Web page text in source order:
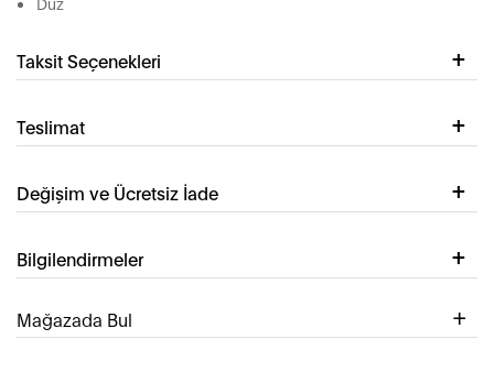
Taksit Seçenekleri
Teslimat
Değişim ve Ücretsiz İade
Bilgilendirmeler
Mağazada Bul